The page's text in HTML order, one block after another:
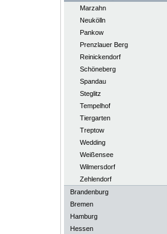
Marzahn
Neukölln
Pankow
Prenzlauer Berg
Reinickendorf
Schöneberg
Spandau
Steglitz
Tempelhof
Tiergarten
Treptow
Wedding
Weißensee
Wilmersdorf
Zehlendorf
Brandenburg
Bremen
Hamburg
Hessen